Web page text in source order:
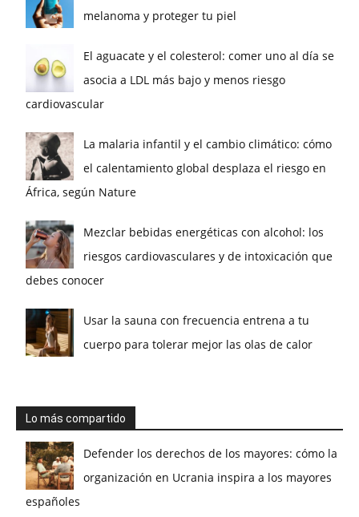
melanoma y proteger tu piel
El aguacate y el colesterol: comer uno al día se
asocia a LDL más bajo y menos riesgo
cardiovascular
La malaria infantil y el cambio climático: cómo
el calentamiento global desplaza el riesgo en
África, según Nature
Mezclar bebidas energéticas con alcohol: los
riesgos cardiovasculares y de intoxicación que
debes conocer
Usar la sauna con frecuencia entrena a tu
cuerpo para tolerar mejor las olas de calor
Lo más compartido
Defender los derechos de los mayores: cómo la
organización en Ucrania inspira a los mayores
españoles